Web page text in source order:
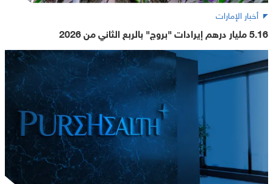
أخبار الإمارات
5.16 مليار درهم إيرادات "بروج" بالربع الثاني من 2026